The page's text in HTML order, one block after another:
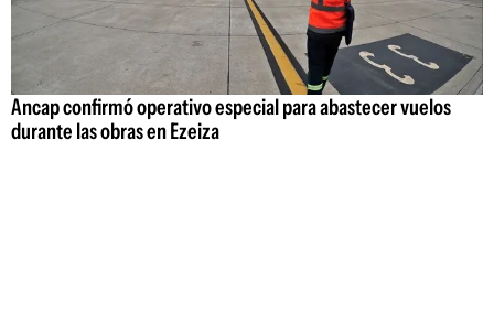
Ancap confirmó operativo especial para abastecer vuelos
durante las obras en Ezeiza